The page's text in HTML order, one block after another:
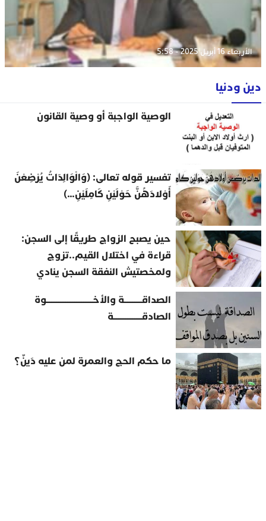
الأربعاء 16 أبريل 2025 - 5:58
دين ودنيا
الوصية الواجبة أو وصية القانون
تفسير قوله تعالى: (وَالْوَالِدَاتُ يُرْضِعْنَ
أَوْلادَهُنَّ حَوْلَيْنِ كَامِلَيْنِ…)
حين يصبح الزواج طريقًا إلى السجن:
قراءة في اختلال القيم..تزوج
ولمخصتيش النفقة السجن ينادي
الصداقــــــــــة والأخــــــــــــــــــــــــــوة
الصادقــــــــــــــــة
ما حكم الحج والعمرة لمن عليه دَينٌ؟